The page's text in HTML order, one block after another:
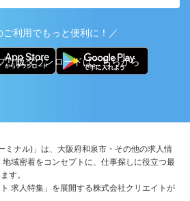
ご利用でもっと便利に！／
リ版ダウンロードはこちらから
ミナル)」は、大阪府和泉市・その他の求人情
域密着をコンセプトに、仕事探しに役立つ最
す。
求人特集」を展開する株式会社クリエイトが